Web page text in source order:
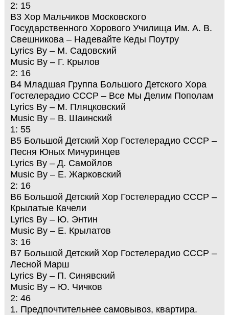
2: 15
B3 Хор Мальчиков Московского
Государственного Хорового Училища Им. А. В.
Свешникова – Надевайте Кеды Поутру
Lyrics By – М. Садовский
Music By – Г. Крылов
2: 16
B4 Младшая Группа Большого Детского Хора
Гостелерадио СССР – Все Мы Делим Пополам
Lyrics By – М. Пляцковский
Music By – В. Шаинский
1: 55
B5 Большой Детский Хор Гостелерадио СССР –
Песня Юных Мичуринцев
Lyrics By – Д. Самойлов
Music By – Е. Жарковский
2: 16
B6 Большой Детский Хор Гостелерадио СССР –
Крылатые Качели
Lyrics By – Ю. Энтин
Music By – Е. Крылатов
3: 16
B7 Большой Детский Хор Гостелерадио СССР –
Лесной Марш
Lyrics By – П. Синявский
Music By – Ю. Чичков
2: 46
1. Предпочтительнее самовывоз, квартира.